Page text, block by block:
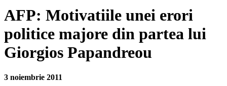
AFP: Motivatiile unei erori
politice majore din partea lui
Giorgios Papandreou
3 noiembrie 2011